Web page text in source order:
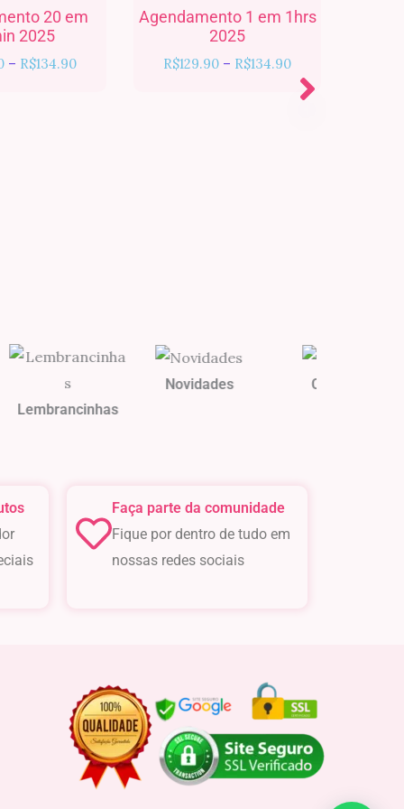
20 em
2025
– R$134.90
Agendamento 1 em 1hrs
2025
R$129.90 – R$134.90
R$129.90
Faça parte da comunidade
Fique por dentro de tudo em
nossas redes sociais